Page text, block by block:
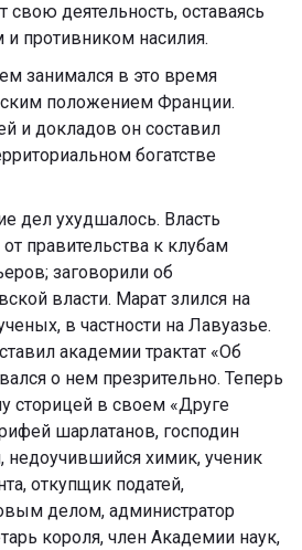
свою деятельность, оставаясь
противником насилия.
занимался в это время
положением Франции.
и докладов он составил
богатстве
дел ухудшалось. Власть
правительства к клубам
заговорили об
власти. Марат злился на
в частности на Лавуазье.
академии трактат «Об
о нем презрительно. Теперь
сторицей в своем «Друге
шарлатанов, господин
недоучившийся химик, ученик
откупщик податей,
делом, администратор
короля, член Академии наук,